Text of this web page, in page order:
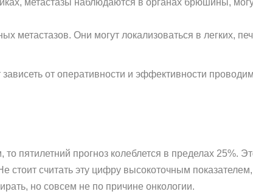
метастазы наблюдаются в органах брюшины,
метастазов. Они могут локализоваться в легких,
от оперативности и эффективности
пятилетний прогноз колеблется в пределах 25%.
стоит считать эту цифру высокоточным
но совсем не по причине онкологии.